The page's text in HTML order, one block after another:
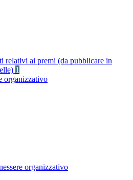
relativi ai premi (da pubblicare in
1
organizzativo
organizzativo